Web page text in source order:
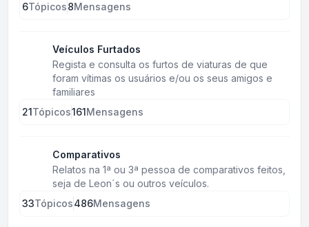
6Tópicos8Mensagens
Veículos Furtados
Regista e consulta os furtos de viaturas de que
foram vítimas os usuários e/ou os seus amigos e
familiares
21Tópicos161Mensagens
Comparativos
Relatos na 1ª ou 3ª pessoa de comparativos feitos,
seja de Leon´s ou outros veículos.
33Tópicos486Mensagens